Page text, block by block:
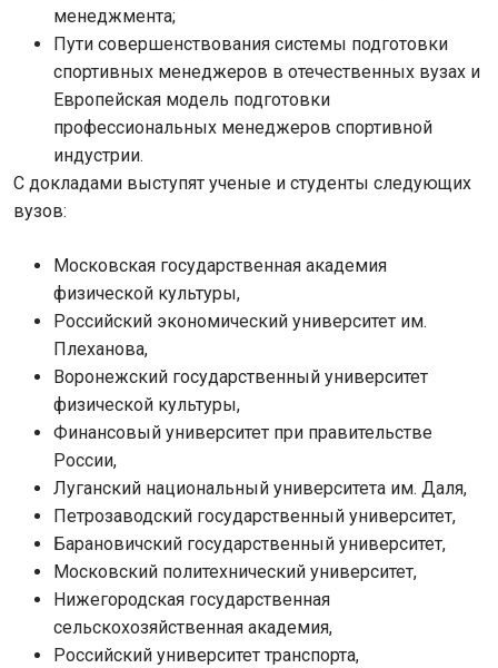
менеджмента;
Пути совершенствования системы подготовки
спортивных менеджеров в отечественных вузах и
Европейская модель подготовки
профессиональных менеджеров спортивной
индустрии.
С докладами выступят ученые и студенты следующих
вузов:
Московская государственная академия
физической культуры,
Российский экономический университет им.
Плеханова,
Воронежский государственный университет
физической культуры,
Финансовый университет при правительстве
России,
Луганский национальный университета им. Даля,
Петрозаводский государственный университет,
Барановичский государственный университет,
Московский политехнический университет,
Нижегородская государственная
сельскохозяйственная академия,
Российский университет транспорта,